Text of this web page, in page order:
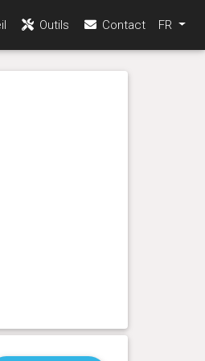
Outils Contact FR